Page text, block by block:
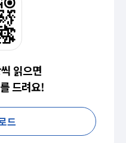
읽으면
드려요!
드